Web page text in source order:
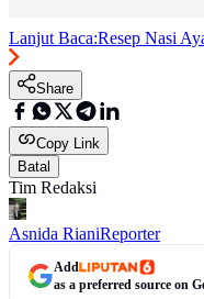
Lanjut Baca:Resep Nasi
Share
Copy Link
Batal
Tim Redaksi
Asnida RianiReporter
Add
as a preferred source on